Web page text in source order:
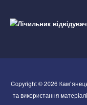
Copyright © 2026
та використання